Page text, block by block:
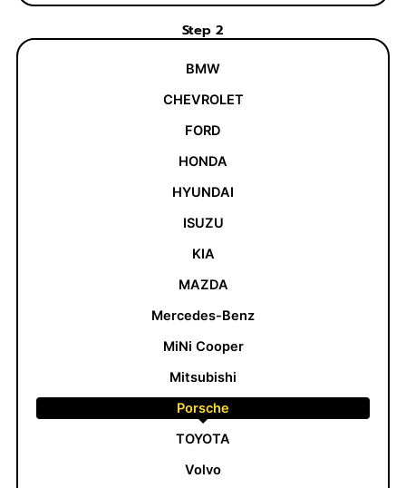
Step 2
BMW
CHEVROLET
FORD
HONDA
HYUNDAI
ISUZU
KIA
MAZDA
Mercedes-Benz
MiNi Cooper
Mitsubishi
Porsche
TOYOTA
Volvo